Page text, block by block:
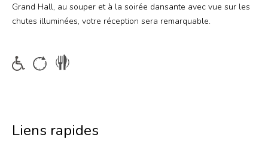
Grand Hall, au souper et à la soirée dansante avec vue sur les
chutes illuminées, votre réception sera remarquable.
Liens rapides